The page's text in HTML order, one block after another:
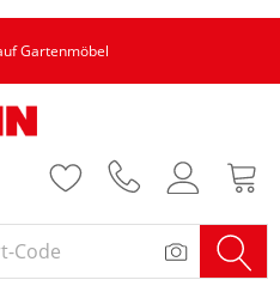
Gartenmöbel